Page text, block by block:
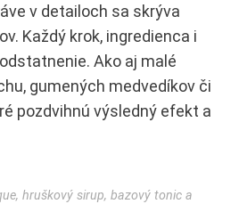
v detailoch sa skrýva
Každý krok, ingredienca i
Ako aj malé
gumených medvedíkov či
pozdvihnú výsledný efekt a
hruškový sirup, bazový tonic a